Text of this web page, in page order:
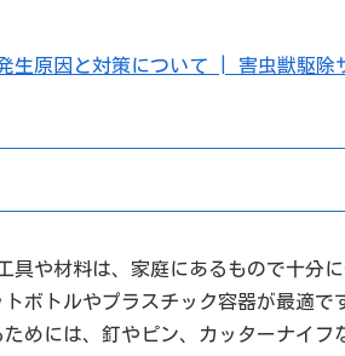
生原因と対策について | 害虫獣駆除
具や材料は、家庭にあるもので十分
ボトルやプラスチック容器が最適で
めには、釘やピン、カッターナイフ